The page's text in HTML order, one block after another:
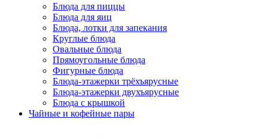
Блюда для пиццы
Блюда для яиц
Блюда, лотки для запекания
Круглые блюда
Овальные блюда
Прямоугольные блюда
Фигурные блюда
Блюда-этажерки трёхъярусные
Блюда-этажерки двухъярусные
Блюда с крышкой
Чайные и кофейные пары